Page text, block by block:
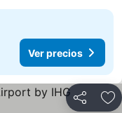
Ver precios
Compartir